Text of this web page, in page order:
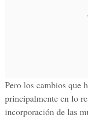
Pero los cambios que
principalmente en lo
incorporación de las